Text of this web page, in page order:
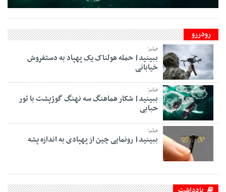
رودررو
فیلم؛
ببینید| حمله هولناک یک پهپاد به دستفروش
خیابانی
فیلم؛
ببینید| شکار هماهنگ سه نهنگ گوژپشت با تور
حبابی
فیلم؛
ببینید| رونمایی چین از پهپادی به اندازه پشه